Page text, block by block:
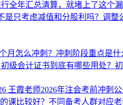
全年汇总清算，就堵上了这个
只考虑减值和分股利吗？调整
月怎么冲刺？冲刺阶段重点是什
初级会计证书到底有哪些用处？
王霞老师2026年注会考前冲刺
课比较好？不同备考人群对应